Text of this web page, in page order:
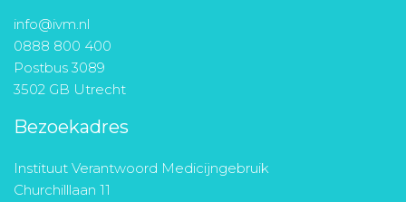
info@ivm.nl
0888 800 400
Postbus 3089
3502 GB Utrecht
Bezoekadres
Instituut Verantwoord Medicijngebruik
Churchilllaan 11